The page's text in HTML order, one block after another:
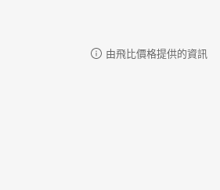
由飛比價格提供的資訊